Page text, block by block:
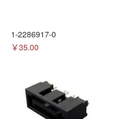
1-2286917-0
￥35.00